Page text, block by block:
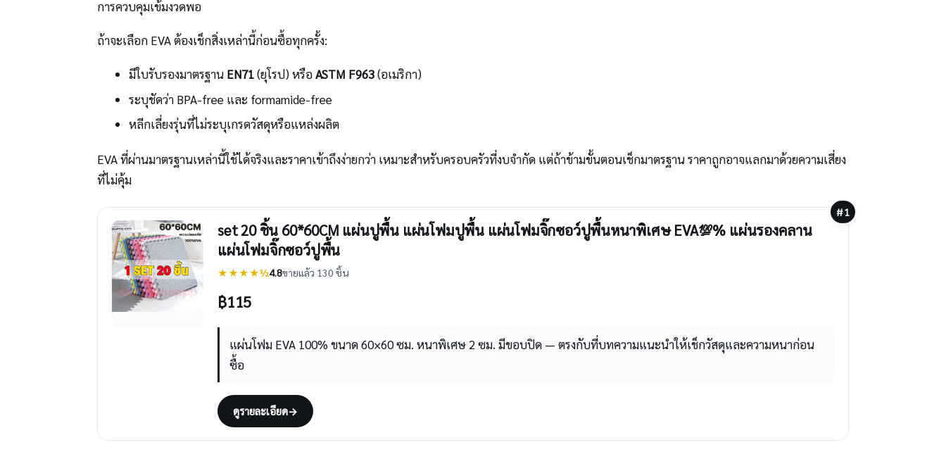
การควบคุมเข้มงวดพอ
ถ้าจะเลือก EVA ต้องเช็กสิ่งเหล่านี้ก่อนซื้อทุกครั้ง:
มีใบรับรองมาตรฐาน EN71(ยุโรป) หรือASTM F963(อเมริกา)
ระบุชัดว่า BPA-free และ formamide-free
หลีกเลี่ยงรุ่นที่ไม่ระบุเกรดวัสดุหรือแหล่งผลิต
EVA ที่ผ่านมาตรฐานเหล่านี้ใช้ได้จริงและราคาเข้าถึงง่ายกว่า เหมาะสำหรับครอบครัวที่งบจำกัด แต่ถ้าข้ามขั้นตอนเช็กมาตรฐาน ราคาถูกอาจแลกมาด้วยความเสี่ยง
ที่ไม่คุ้ม
#1
set 20 ชิ้น 60*60CM แผ่นปูพื้น แผ่นโฟมปูพื้น แผ่นโฟมจิ๊กซอว์ปูพื้นหนาพิเศษ EVA💯% แผ่นรองคลาน
แผ่นโฟมจิ๊กซอว์ปูพื้น
★★★★½4.8ขายแล้ว 130 ชิ้น
฿115
แผ่นโฟม EVA 100% ขนาด 60×60 ซม. หนาพิเศษ 2 ซม. มีขอบปิด — ตรงกับที่บทความแนะนำให้เช็กวัสดุและความหนาก่อน
ซื้อ
ดูรายละเอียด→